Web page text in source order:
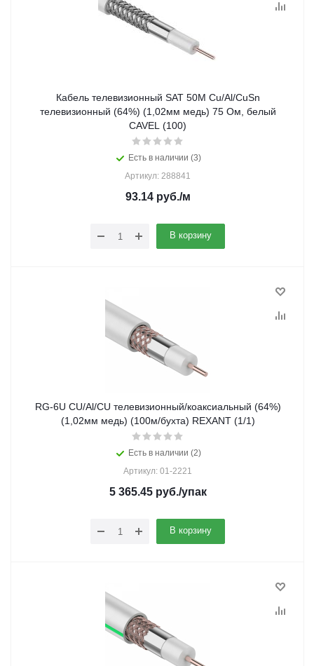
Кабель телевизионный SAT 50M Cu/Al/CuSn
телевизионный (64%) (1,02мм медь) 75 Ом, белый
CAVEL (100)
Есть в наличии (3)
Артикул: 288841
93.14руб./м
В корзину
RG-6U CU/Al/CU телевизионный/коаксиальный (64%)
(1,02мм медь) (100м/бухта) REXANT (1/1)
Есть в наличии (2)
Артикул: 01-2221
5 365.45руб./упак
В корзину